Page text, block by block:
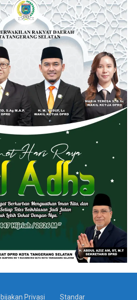
Privasi Standar